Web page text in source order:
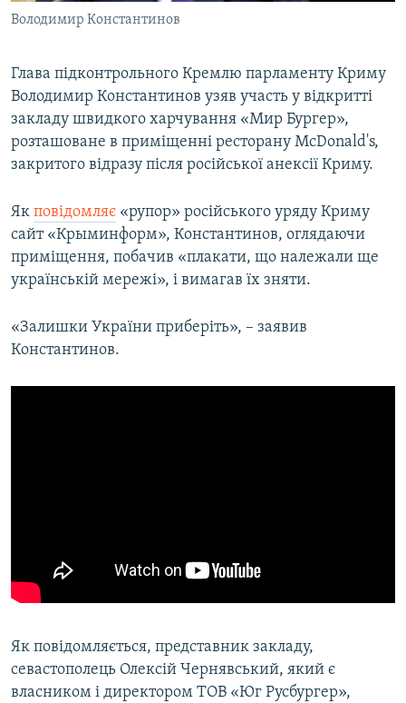
ІНФОГРАФІКА
ДОЛУЧАЙСЯ!
Усі сайти RFE/RL
Володимир Константинов
Глава підконтрольного Кремлю парламенту Криму
Володимир Константинов узяв участь у відкритті
закладу швидкого харчування «Мир Бургер»,
розташоване в приміщенні ресторану McDonald's,
закритого відразу після російської анексії Криму.
Як повідомляє «рупор» російського уряду Криму
сайт «Крыминформ», Константинов, оглядаючи
приміщення, побачив «плакати, що належали ще
українській мережі», і вимагав їх зняти.
«Залишки України приберіть», – заявив
Константинов.
Як повідомляється, представник закладу,
севастополець Олексій Чернявський, який є
власником і директором ТОВ «Юг Русбургер»,